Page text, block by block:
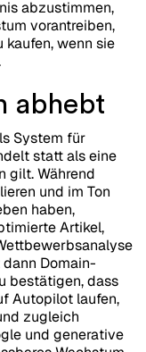
abzustimmen,
vorantreiben,
kaufen, wenn sie
abhebt
System für
statt als eine
gilt. Während
und im Ton
haben,
Artikel,
Domain-
bestätigen, dass
Autopilot laufen,
zugleich
und generative